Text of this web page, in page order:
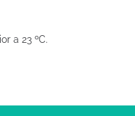
a 23 ºC.